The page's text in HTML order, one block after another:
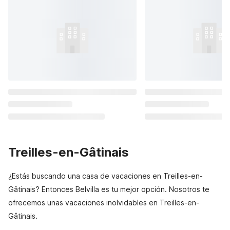
Treilles-en-Gâtinais
¿Estás buscando una casa de vacaciones en Treilles-en-
Gâtinais? Entonces Belvilla es tu mejor opción. Nosotros te
ofrecemos unas vacaciones inolvidables en Treilles-en-
Gâtinais.